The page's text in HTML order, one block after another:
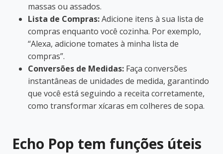
massas ou assados.
Lista de Compras:Adicione itens à sua lista de
compras enquanto você cozinha. Por exemplo,
“Alexa, adicione tomates à minha lista de
compras”.
Conversões de Medidas: Faça conversões
instantâneas de unidades de medida, garantindo
que você está seguindo a receita corretamente,
como transformar xícaras em colheres de sopa.
Echo Pop tem funções úteis